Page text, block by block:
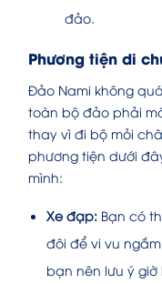
đảo.
Phương tiện di
Đảo Nami không
toàn bộ đảo phải
thay vì đi bộ mỏi
phương tiện dưới
mình:
Xe đạp: Bạn có
đôi để vi vu
bạn nên lưu ý